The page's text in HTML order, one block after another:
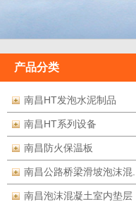
产品分类
南昌HT发泡水泥制品
南昌HT系列设备
南昌防火保温板
南昌公路桥梁滑坡泡沫混...
南昌泡沫混凝土室内垫层